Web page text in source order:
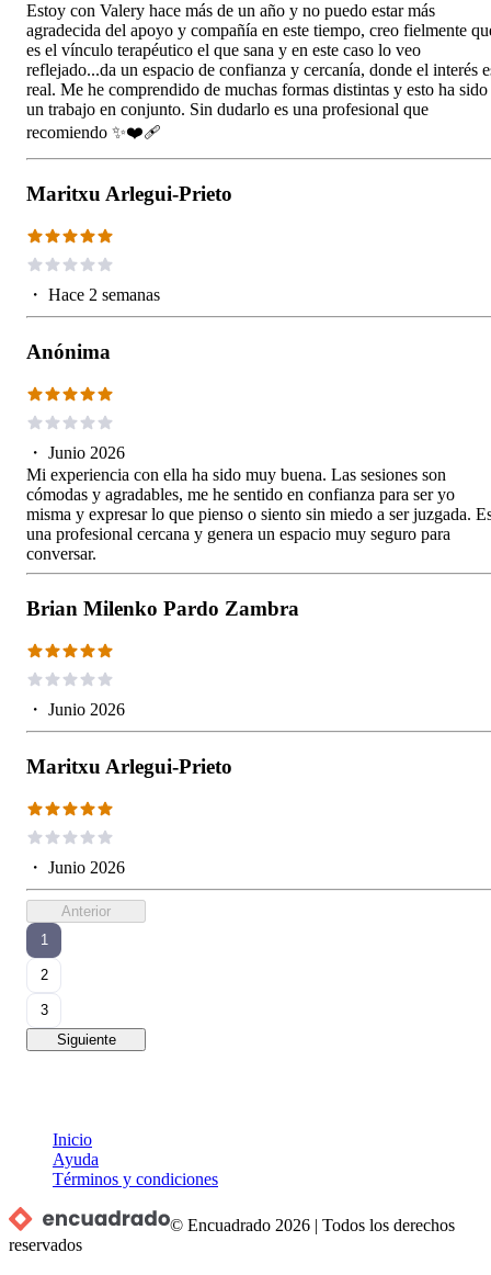
Estoy con Valery hace más de un año y no puedo estar más
agradecida del apoyo y compañía en este tiempo, creo fielmente
es el vínculo terapéutico el que sana y en este caso lo veo
reflejado...da un espacio de confianza y cercanía, donde el interés
real. Me he comprendido de muchas formas distintas y esto ha sido
un trabajo en conjunto. Sin dudarlo es una profesional que
recomiendo ✨️❤️‍🩹
Maritxu Arlegui-Prieto
・ Hace 2 semanas
Anónima
・ Junio 2026
Mi experiencia con ella ha sido muy buena. Las sesiones son
cómodas y agradables, me he sentido en confianza para ser yo
misma y expresar lo que pienso o siento sin miedo a ser juzgada.
una profesional cercana y genera un espacio muy seguro para
conversar.
Brian Milenko Pardo Zambra
・ Junio 2026
Maritxu Arlegui-Prieto
・ Junio 2026
Anterior
1
2
3
Siguiente
Inicio
Ayuda
Términos y condiciones
© Encuadrado 2026 |Todos los derechos
reservados